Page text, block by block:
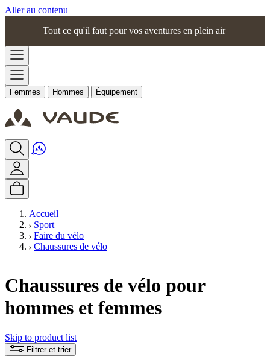
Aller au contenu
Tout ce qu'il faut pour vos aventures en plein air
Femmes Hommes Équipement
Accueil
Sport
Faire du vélo
Chaussures de vélo
Chaussures de vélo pour
hommes et femmes
Skip to product list
Filtrer et trier